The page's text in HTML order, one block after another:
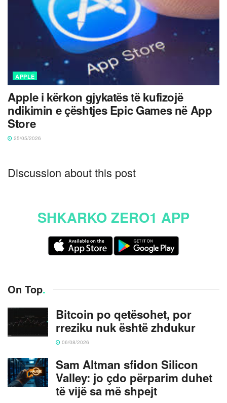
APPLE
Apple i kërkon gjykatës të kufizojë
ndikimin e çështjes Epic Games në App
Store
25/05/2026
Discussion about this post
SHKARKO ZERO1 APP
On Top.
Bitcoin po qetësohet, por
rreziku nuk është zhdukur
06/08/2026
Sam Altman sfidon Silicon
Valley: jo çdo përparim duhet
të vijë sa më shpejt